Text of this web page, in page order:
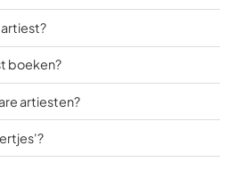
boeken?
artiesten?